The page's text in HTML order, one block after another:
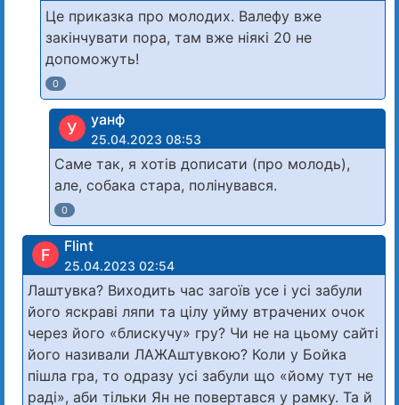
Це приказка про молодих. Валефу вже
закiнчувати пора, там вже нiякi 20 не
допоможуть!
0
У уанф
25.04.2023 08:53
Саме так, я хотів дописати (про молодь),
але, собака стара, полінувався.
0
F Flint
25.04.2023 02:54
Лаштувка? Виходить час загоїв усе і усі забули
його яскраві ляпи та цілу уйму втрачених очок
через його «блискучу» гру? Чи не на цьому сайті
його називали ЛАЖАштувкою? Коли у Бойка
пішла гра, то одразу усі забули що «йому тут не
раді», аби тільки Ян не повертався у рамку. Та й